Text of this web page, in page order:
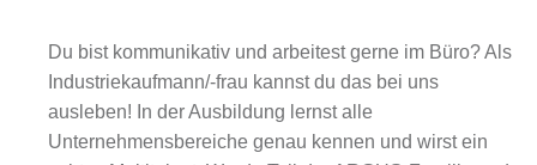
Du bist kommunikativ und arbeitest gerne im Büro? Als
Industriekaufmann/-frau kannst du das bei uns
ausleben! In der Ausbildung lernst alle
Unternehmensbereiche genau kennen und wirst ein